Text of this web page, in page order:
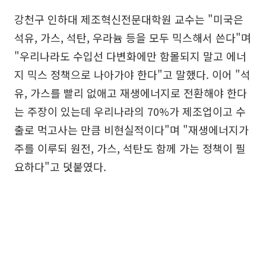
강천구 인하대 제조혁신전문대학원 교수는 "미국은
석유, 가스, 석탄, 우라늄 등을 모두 믹스해서 쓴다"며
"우리나라도 수입선 다변화에만 함몰되지 말고 에너
지 믹스 정책으로 나아가야 한다"고 말했다. 이어 "석
유, 가스를 빨리 없애고 재생에너지로 전환해야 한다
는 주장이 있는데 우리나라의 70%가 제조업이고 수
출로 먹고사는 만큼 비현실적이다"며 "재생에너지가
주를 이루되 원전, 가스, 석탄도 함께 가는 정책이 필
요하다"고 덧붙였다.